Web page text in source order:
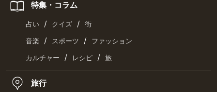
特集・コラム
占い / クイズ / 街
音楽 / スポーツ / ファッション
カルチャー / レシピ / 旅
旅行